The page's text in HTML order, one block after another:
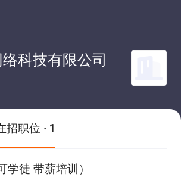
科技有限公司
招职位 · 1
学徒 带薪培训）